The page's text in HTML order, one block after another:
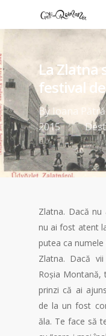
La Zlatna
festival
By Ioana
2015
Zlatna. Dacă
nu ai fost atent
putea ca numele
Zlatna. Dacă
Roșia Montană,
prinzi că ai
de la un fost
ăla. Te face să